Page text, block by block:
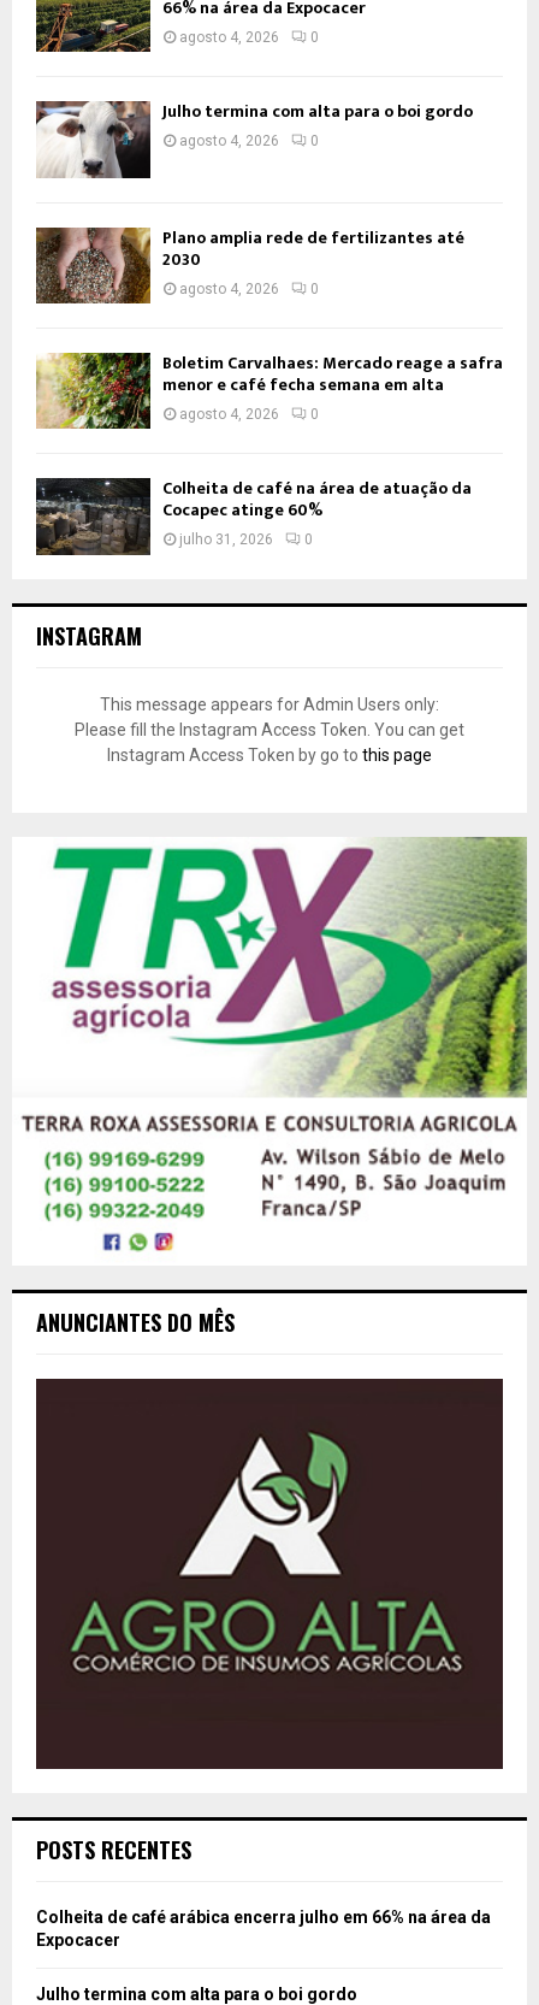
66% na área da Expocacer
agosto 4, 2026 0
Julho termina com alta para o boi gordo
agosto 4, 2026 0
Plano amplia rede de fertilizantes até
2030
agosto 4, 2026 0
Boletim Carvalhaes: Mercado reage a safra
menor e café fecha semana em alta
agosto 4, 2026 0
Colheita de café na área de atuação da
Cocapec atinge 60%
julho 31, 2026 0
INSTAGRAM
This message appears for Admin Users only:
Please fill the Instagram Access Token. You can get
Instagram Access Token by go to this page
ANUNCIANTES DO MÊS
POSTS RECENTES
Colheita de café arábica encerra julho em 66% na área da
Expocacer
Julho termina com alta para o boi gordo